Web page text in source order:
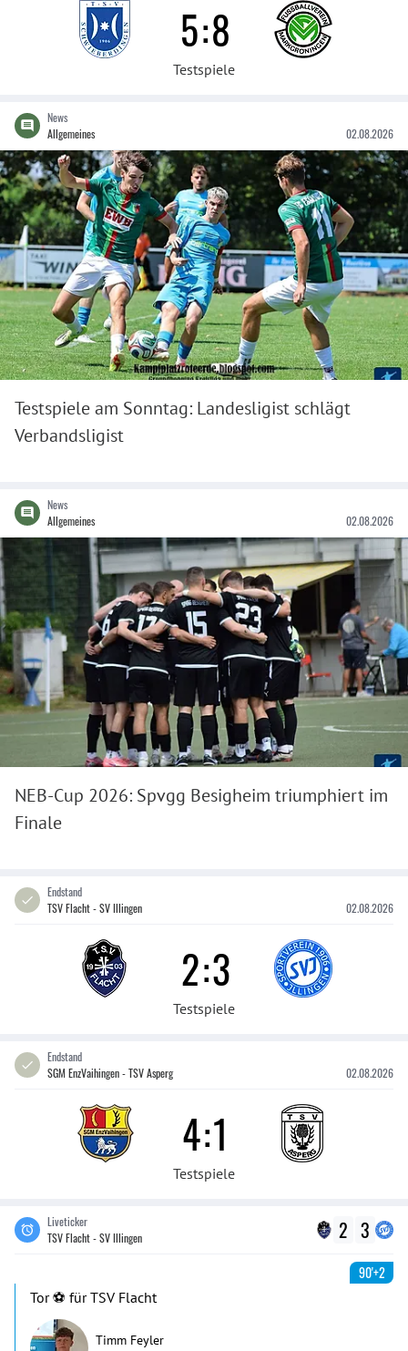
5:8
Testspiele
News
Allgemeines
02.08.2026
Testspiele am Sonntag: Landesligist schlägt
Verbandsligist
News
Allgemeines
02.08.2026
NEB-Cup 2026: Spvgg Besigheim triumphiert im
Finale
Endstand
TSV Flacht - SV Illingen
02.08.2026
2:3
Testspiele
Endstand
SGM EnzVaihingen - TSV Asperg
02.08.2026
4:1
Testspiele
Liveticker
TSV Flacht - SV Illingen
2 3
90'+2
Tor ⚽️ für TSV Flacht
Timm Feyler